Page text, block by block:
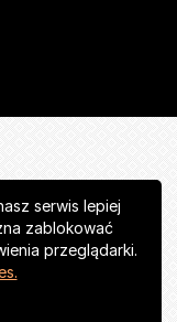
serwis lepiej
zablokować
przeglądarki.